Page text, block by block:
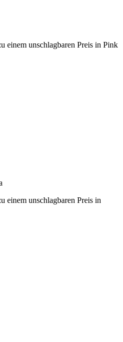
einem unschlagbaren Preis in Pink
einem unschlagbaren Preis in